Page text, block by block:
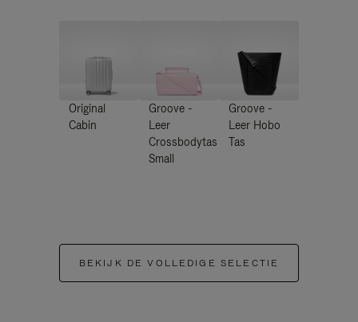
Original
Cabin
Groove -
Leer
Crossbodytas
Small
Groove -
Leer Hobo
Tas
BEKIJK DE VOLLEDIGE SELECTIE